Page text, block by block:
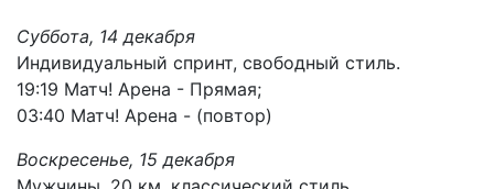
Суббота, 14 декабря
Индивидуальный спринт, свободный стиль.
19:19 Матч! Арена - Прямая;
03:40 Матч! Арена - (повтор)
Воскресенье, 15 декабря